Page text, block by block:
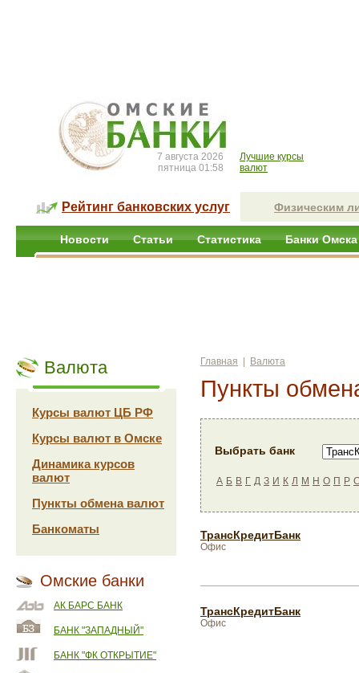
7 августа 2026
пятница 01:58
Лучшие курсы
валют
Рейтинг банковских услуг Физическим
Новости Статьи Статистика Банки Омска
Валюта
Курсы валют ЦБ РФ
Курсы валют в Омске
Динамика курсов
валют
Пункты обмена валют
Банкоматы
Омские банки
АК БАРС БАНК
БАНК "ЗАПАДНЫЙ"
БАНК "ФК ОТКРЫТИЕ"
Главная Валюта
Пункты
Выбрать банк
А Б В Г Д З И К Л М Н О П Р
ТрансКредитБанк
Офис
ТрансКредитБанк
Офис